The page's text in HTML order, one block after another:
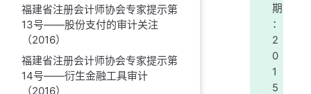
福建省注册会计师协会专家提示第
13号——股份支付的审计关注
（2016）
福建省注册会计师协会专家提示第
14号——衍生金融工具审计
（2016）
期
：
2
0
1
5